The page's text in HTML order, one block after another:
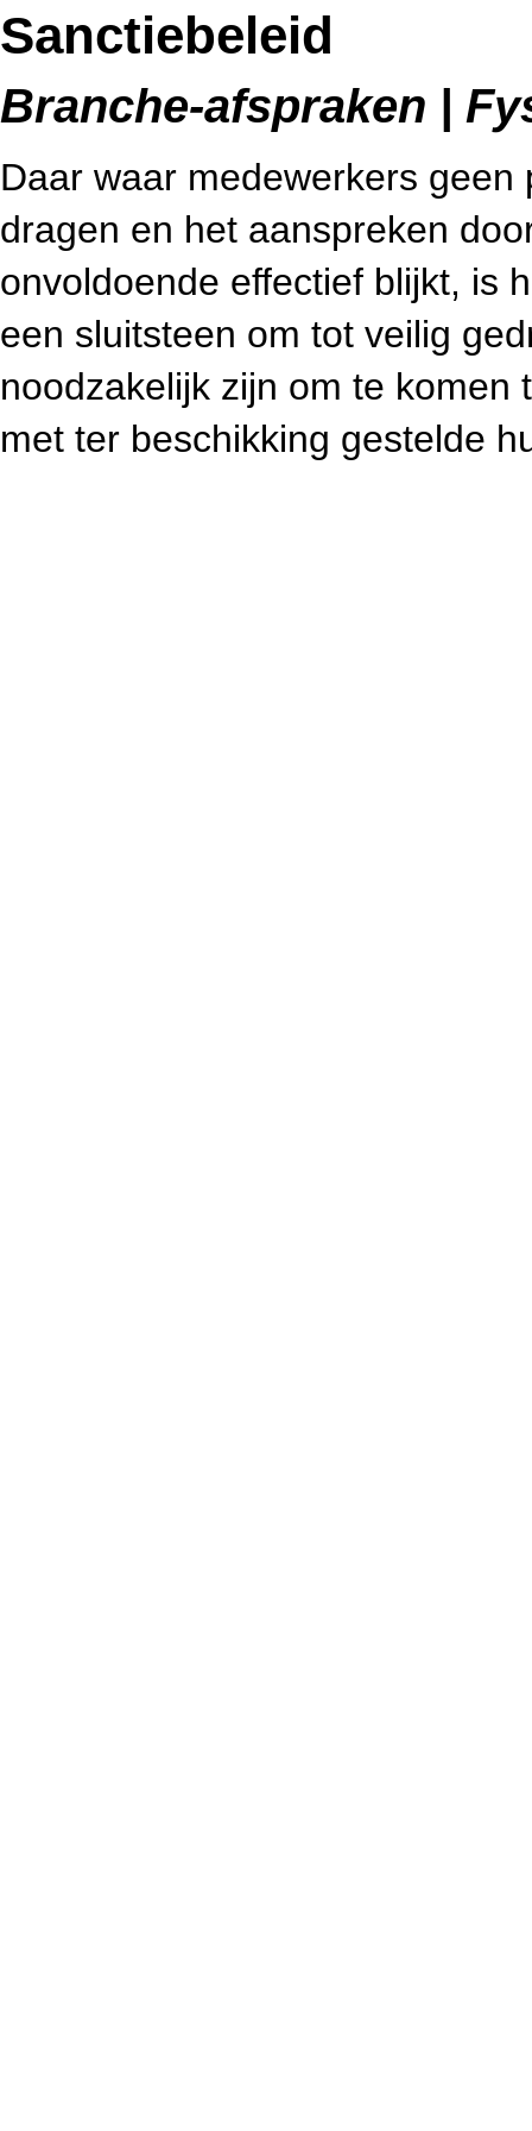
Sanctiebeleid
Branche-afspraken |
Daar waar medewerkers
dragen en het aanspreken
onvoldoende effectief blijkt, is
een sluitsteen om tot veilig
noodzakelijk zijn om te
met ter beschikking gestelde